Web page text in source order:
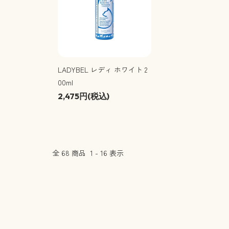
LADYBEL レディ ホワイト 2
00ml
2,475円(税込)
全 68 商品 1 - 16 表示